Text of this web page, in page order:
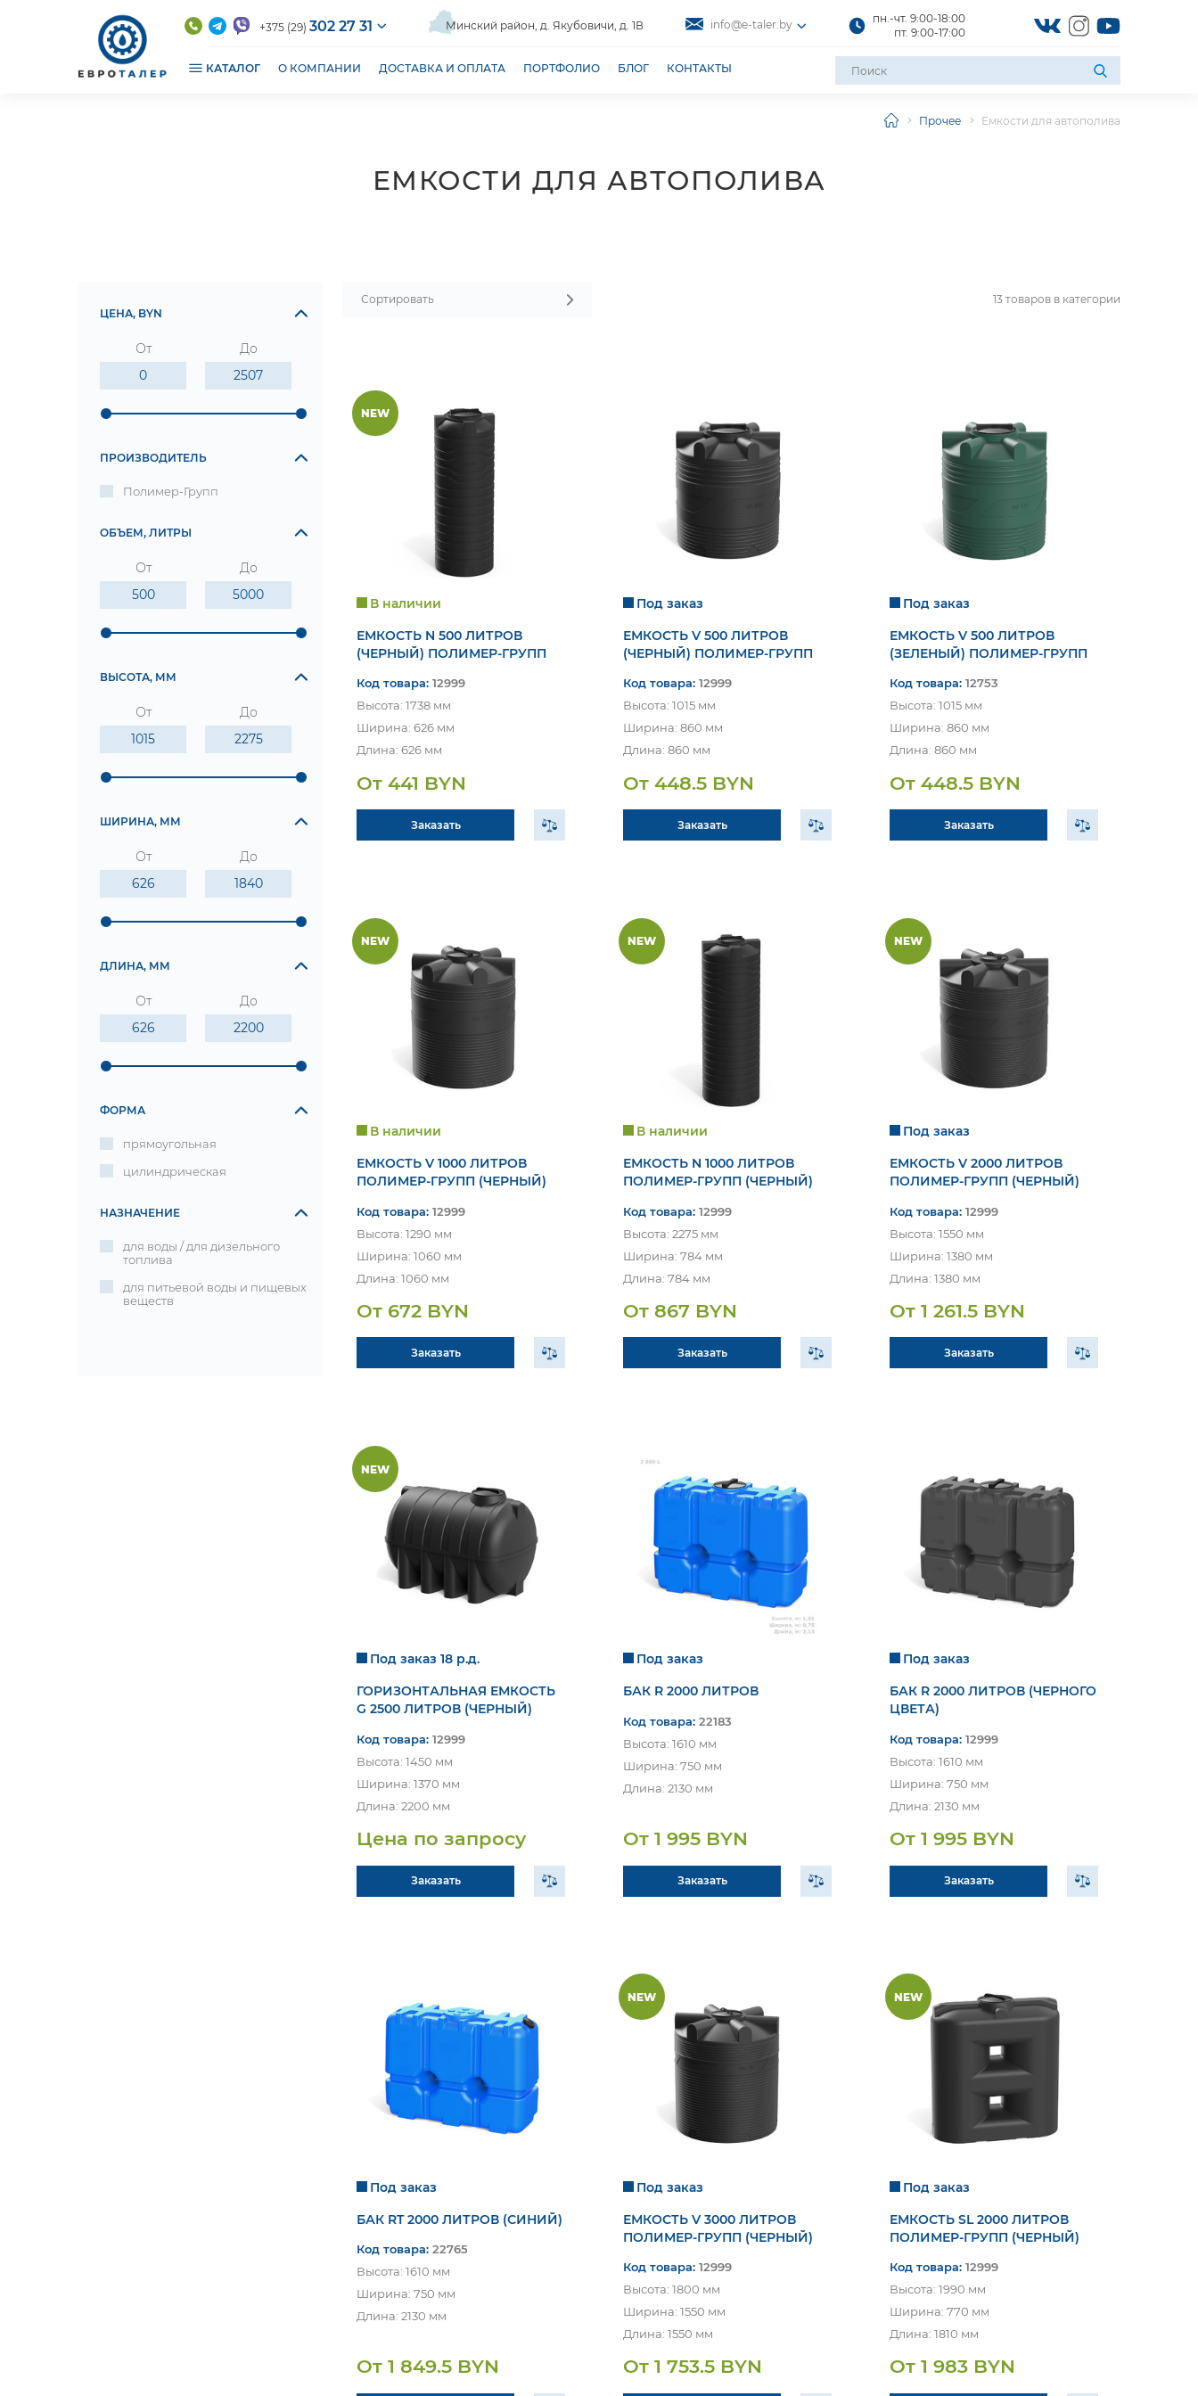
+375 (29) 302 27 31 Минский район, д. Якубовичи, д. 1В info@e-taler.by
пн.-чт. 9:00-18:00
пт. 9:00-17:00
КАТАЛОГ О КОМПАНИИ ДОСТАВКА И ОПЛАТА ПОРТФОЛИО БЛОГ КОНТАКТЫ
Прочее Емкости для автополива
ЕМКОСТИ ДЛЯ АВТОПОЛИВА
ЦЕНА, BYN
От До
ПРОИЗВОДИТЕЛЬ
Полимер-Групп
ОБЪЕМ, ЛИТРЫ
От До
ВЫСОТА, ММ
От До
ШИРИНА, ММ
От До
ДЛИНА, ММ
От До
ФОРМА
прямоугольная
цилиндрическая
НАЗНАЧЕНИЕ
для воды / для дизельного
топлива
для питьевой воды и пищевых
веществ
Сортировать 13 товаров в категории
NEW
В наличии
ЕМКОСТЬ N 500 ЛИТРОВ
(ЧЕРНЫЙ) ПОЛИМЕР-ГРУПП
Код товара: 12999
Высота: 1738 мм
Ширина: 626 мм
Длина: 626 мм
От 441 BYN
Заказать
Под заказ
ЕМКОСТЬ V 500 ЛИТРОВ
(ЧЕРНЫЙ) ПОЛИМЕР-ГРУПП
Код товара: 12999
Высота: 1015 мм
Ширина: 860 мм
Длина: 860 мм
От 448.5 BYN
Заказать
Под заказ
ЕМКОСТЬ V 500 ЛИТРОВ
(ЗЕЛЕНЫЙ) ПОЛИМЕР-ГРУПП
Код товара: 12753
Высота: 1015 мм
Ширина: 860 мм
Длина: 860 мм
От 448.5 BYN
Заказать
NEW
В наличии
ЕМКОСТЬ V 1000 ЛИТРОВ
ПОЛИМЕР-ГРУПП (ЧЕРНЫЙ)
Код товара: 12999
Высота: 1290 мм
Ширина: 1060 мм
Длина: 1060 мм
От 672 BYN
Заказать
NEW
В наличии
ЕМКОСТЬ N 1000 ЛИТРОВ
ПОЛИМЕР-ГРУПП (ЧЕРНЫЙ)
Код товара: 12999
Высота: 2275 мм
Ширина: 784 мм
Длина: 784 мм
От 867 BYN
Заказать
NEW
Под заказ
ЕМКОСТЬ V 2000 ЛИТРОВ
ПОЛИМЕР-ГРУПП (ЧЕРНЫЙ)
Код товара: 12999
Высота: 1550 мм
Ширина: 1380 мм
Длина: 1380 мм
От 1 261.5 BYN
Заказать
NEW
Под заказ 18 р.д.
ГОРИЗОНТАЛЬНАЯ ЕМКОСТЬ
G 2500 ЛИТРОВ (ЧЕРНЫЙ)
Код товара: 12999
Высота: 1450 мм
Ширина: 1370 мм
Длина: 2200 мм
Цена по запросу
Заказать
Под заказ
БАК R 2000 ЛИТРОВ
Код товара: 22183
Высота: 1610 мм
Ширина: 750 мм
Длина: 2130 мм
От 1 995 BYN
Заказать
Под заказ
БАК R 2000 ЛИТРОВ (ЧЕРНОГО
ЦВЕТА)
Код товара: 12999
Высота: 1610 мм
Ширина: 750 мм
Длина: 2130 мм
От 1 995 BYN
Заказать
Под заказ
БАК RT 2000 ЛИТРОВ (СИНИЙ)
Код товара: 22765
Высота: 1610 мм
Ширина: 750 мм
Длина: 2130 мм
От 1 849.5 BYN
NEW
Под заказ
ЕМКОСТЬ V 3000 ЛИТРОВ
ПОЛИМЕР-ГРУПП (ЧЕРНЫЙ)
Код товара: 12999
Высота: 1800 мм
Ширина: 1550 мм
Длина: 1550 мм
От 1 753.5 BYN
NEW
Под заказ
ЕМКОСТЬ SL 2000 ЛИТРОВ
ПОЛИМЕР-ГРУПП (ЧЕРНЫЙ)
Код товара: 12999
Высота: 1990 мм
Ширина: 770 мм
Длина: 1810 мм
От 1 983 BYN
УВАЖАЕМЫЙ КЛИЕНТ!
Для оформления заказа просим присылать заявку
ВАЖНО!
Продажа товара в
осуществляется на
САМОВЫВОЗА
со склада ЗАО «Евроталер».
Оформление заказа просим осуществлять в
рабочее время по телефонам
+375 (29) 302 27 31
и
+375 (29) 310 89 59
ПОЛУЧИТЬ КОНСУЛЬТАЦИЮ
Нажимая на кнопку «Отправить», я даю согласие
на обработку персональных данных и соглашаюсь c
ПОЛУЧИТЬ КОНСУЛЬТАЦИЮ
Мы не передадим ваш телефон третьим лицам, только позвоним и
подробно проконсультируем по всем вопросам, которые
действительно для Вас важны.
Отправить